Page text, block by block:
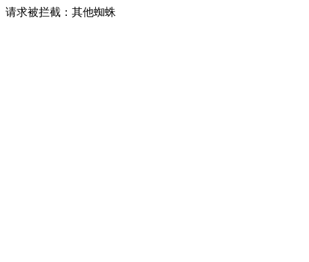
请求被拦截：其他蜘蛛